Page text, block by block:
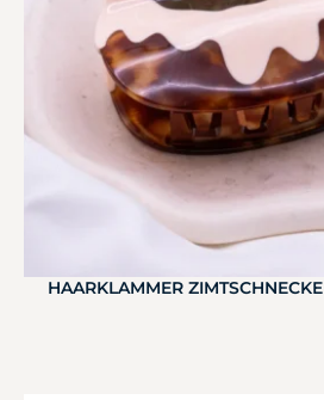
HAARKLAMMER ZIMTSCHNECKE